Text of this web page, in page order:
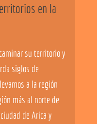
en la
su territorio y
siglos de
a la región
más al norte de
de Arica y